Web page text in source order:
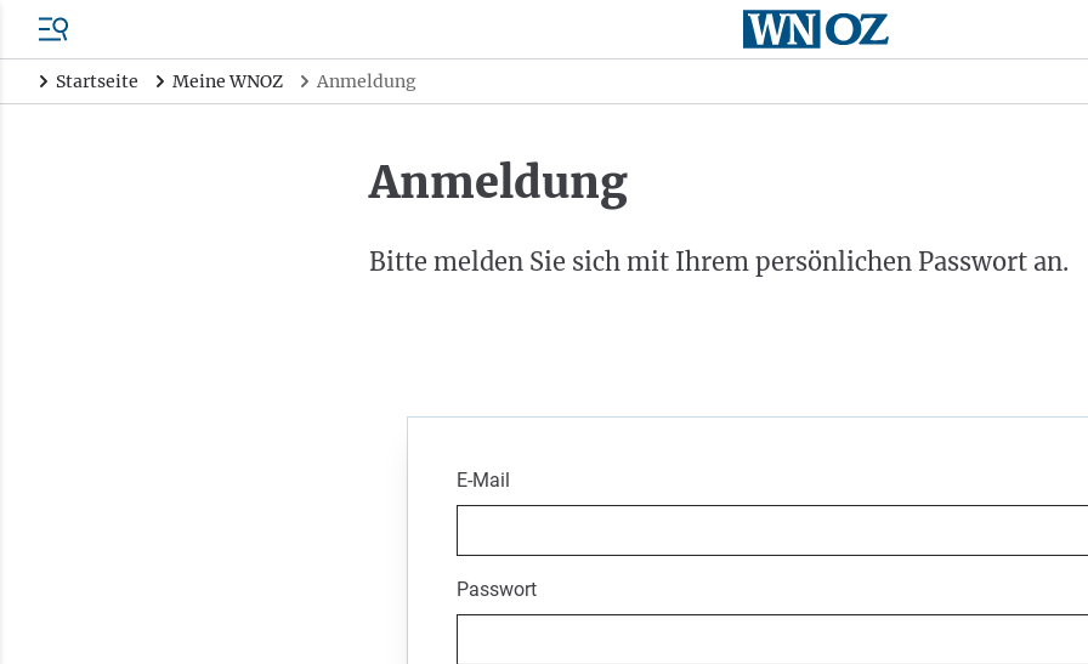
Startseite Meine WNOZ Anmeldung
Anmeldung
Bitte melden Sie sich mit Ihrem persönlichen Passwort an.
E-Mail
Passwort